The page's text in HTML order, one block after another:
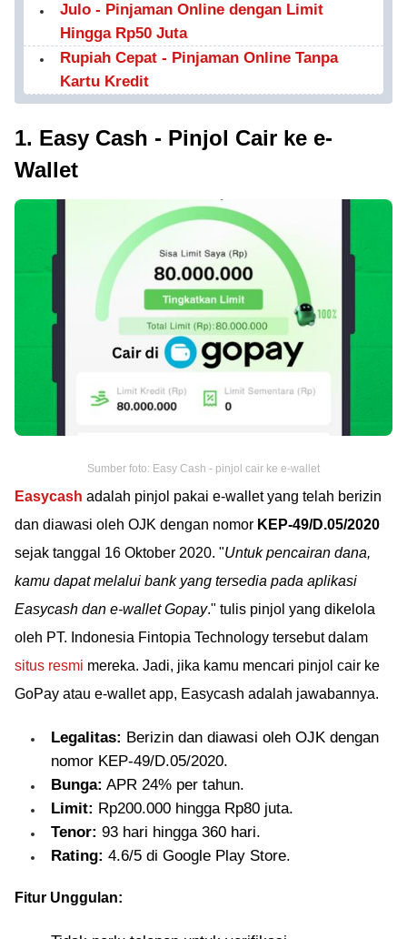
Julo - Pinjaman Online dengan Limit
Hingga Rp50 Juta
Rupiah Cepat - Pinjaman Online Tanpa
Kartu Kredit
1. Easy Cash - Pinjol Cair ke e-
Wallet
Sumber foto: Easy Cash - pinjol cair ke e-wallet
Easycash adalah pinjol pakai e-wallet yang telah berizin
dan diawasi oleh OJK dengan nomor KEP-49/D.05/2020
sejak tanggal 16 Oktober 2020. "Untuk pencairan dana,
kamu dapat melalui bank yang tersedia pada aplikasi
Easycash dan e-wallet Gopay." tulis pinjol yang dikelola
oleh PT. Indonesia Fintopia Technology tersebut dalam
situs resmi mereka. Jadi, jika kamu mencari pinjol cair ke
GoPay atau e-wallet app, Easycash adalah jawabannya.
Legalitas: Berizin dan diawasi oleh OJK dengan
nomor KEP-49/D.05/2020.
Bunga: APR 24% per tahun.
Limit: Rp200.000 hingga Rp80 juta.
Tenor: 93 hari hingga 360 hari.
Rating: 4.6/5 di Google Play Store.
Fitur Unggulan: